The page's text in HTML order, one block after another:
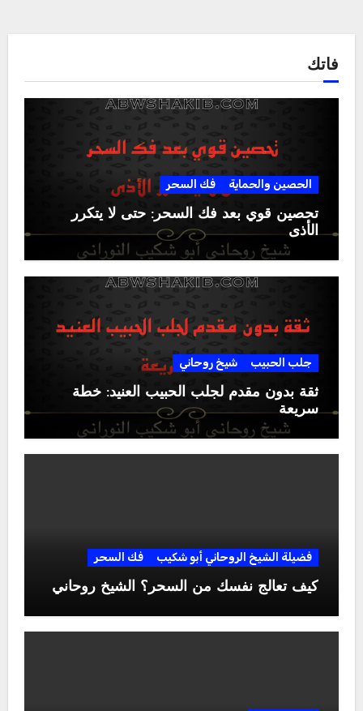
فاتك
الحصين والحماية فك السحر
تحصين قوي بعد فك السحر: حتى لا يتكرر
الأذى
جلب الحبيب شيخ روحاني
ثقة بدون مقدم لجلب الحبيب العنيد: خطة
سريعة
فضيلة الشيخ الروحاني أبو شكيب فك السحر
كيف تعالج نفسك من السحر؟ الشيخ روحاني